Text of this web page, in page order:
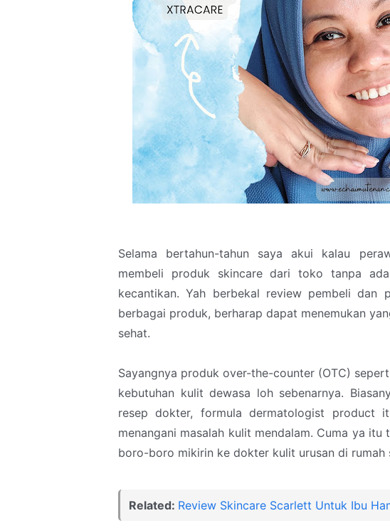
Selama bertahun-tahun saya akui kalau
membeli produk skincare dari toko tanpa
kecantikan. Yah berbekal review pembeli dan
berbagai produk, berharap dapat menemukan
sehat.
Sayangnya produk over-the-counter (OTC)
kebutuhan kulit dewasa loh sebenarnya.
resep dokter, formula dermatologist product
menangani masalah kulit mendalam. Cuma ya
boro-boro mikirin ke dokter kulit urusan di rumah
Related: Review Skincare Scarlett Untuk Ibu